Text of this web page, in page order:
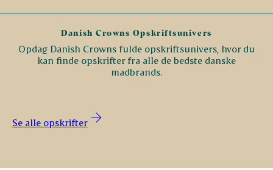
Danish Crowns Opskriftsunivers
Opdag Danish Crowns fulde opskriftsunivers, hvor du
kan finde opskrifter fra alle de bedste danske
madbrands.
Se alle opskrifter